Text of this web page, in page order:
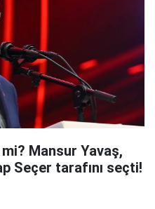
Mansur Yavaş,
Seçer tarafını seçti!